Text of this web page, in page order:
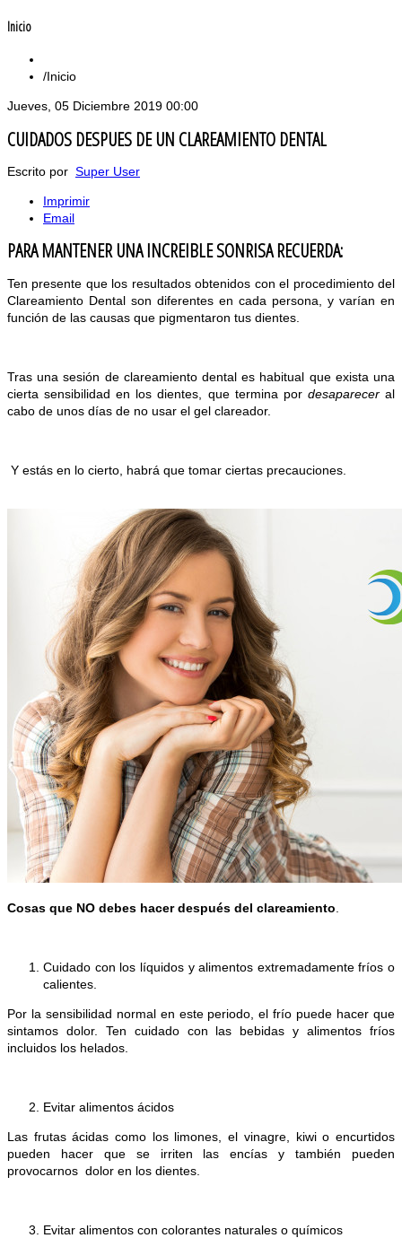
Inicio
Inicio
Jueves, 05 Diciembre 2019 00:00
CUIDADOS DESPUES DE UN CLAREAMIENTO DENTAL
Escrito por Super User
Imprimir
Email
PARA MANTENER UNA INCREIBLE SONRISA RECUERDA:
Ten presente que los resultados obtenidos con el procedimiento del
Clareamiento Dental son diferentes en cada persona, y varían en
función de las causas que pigmentaron tus dientes.
Tras una sesión de clareamiento dental es habitual que exista una
cierta sensibilidad en los dientes, que termina por desapareceral
cabo de unos días de no usar el gel clareador.
Y estás en lo cierto, habrá que tomar ciertas precauciones.
Cosas que NO debes hacer después del clareamiento
Cuidado con los líquidos y alimentos extremadamente fríos o
calientes.
Por la sensibilidad normal en este periodo, el frío puede hacer que
sintamos dolor. Ten cuidado con las bebidas y alimentos fríos
incluidos los helados.
Evitar alimentos ácidos
Las frutas ácidas como los limones, el vinagre, kiwi o encurtidos
pueden hacer que se irriten las encías y también pueden
provocarnos dolor en los dientes.
Evitar alimentos con colorantes naturales o químicos